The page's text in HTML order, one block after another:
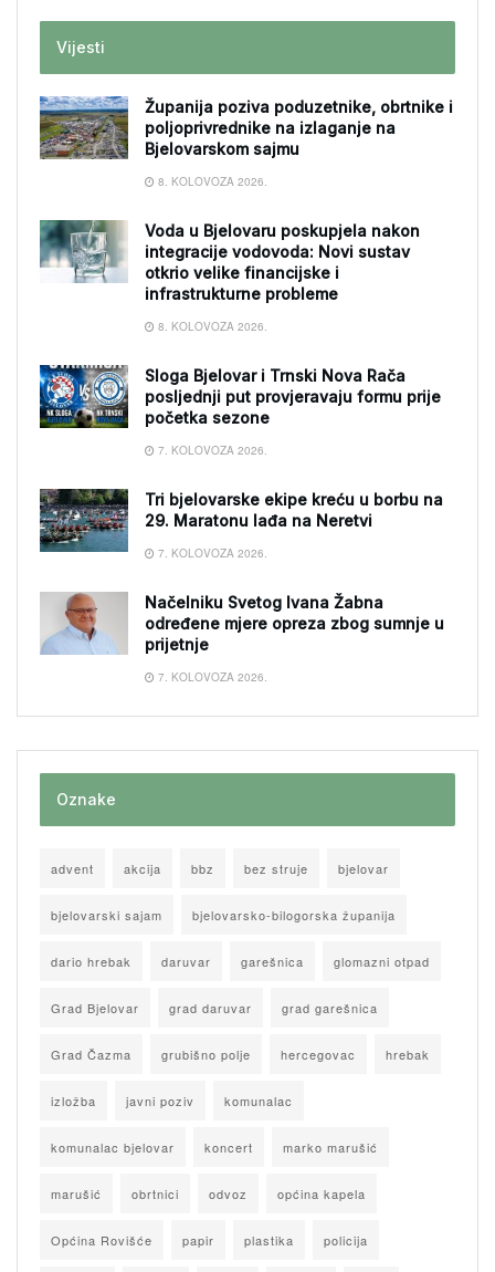
Vijesti
Županija poziva poduzetnike, obrtnike i
poljoprivrednike na izlaganje na
Bjelovarskom sajmu
8. KOLOVOZA 2026.
Voda u Bjelovaru poskupjela nakon
integracije vodovoda: Novi sustav
otkrio velike financijske i
infrastrukturne probleme
8. KOLOVOZA 2026.
Sloga Bjelovar i Trnski Nova Rača
posljednji put provjeravaju formu prije
početka sezone
7. KOLOVOZA 2026.
Tri bjelovarske ekipe kreću u borbu na
29. Maratonu lađa na Neretvi
7. KOLOVOZA 2026.
Načelniku Svetog Ivana Žabna
određene mjere opreza zbog sumnje u
prijetnje
7. KOLOVOZA 2026.
Oznake
advent akcija bbz bez struje bjelovar
bjelovarski sajam bjelovarsko-bilogorska županija
dario hrebak daruvar garešnica glomazni otpad
Grad Bjelovar grad daruvar grad garešnica
Grad Čazma grubišno polje hercegovac hrebak
izložba javni poziv komunalac
komunalac bjelovar koncert marko marušić
marušić obrtnici odvoz općina kapela
Općina Rovišće papir plastika policija